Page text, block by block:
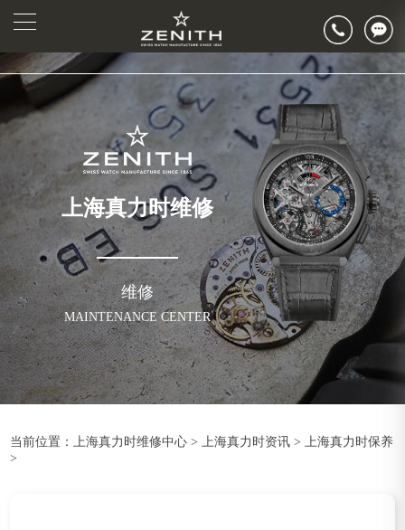
上海真力时维修
维修
MAINTENANCE CENTER
当前位置： 上海真力时维修中心 > 上海真力时资讯 >
上海真力时保养
>